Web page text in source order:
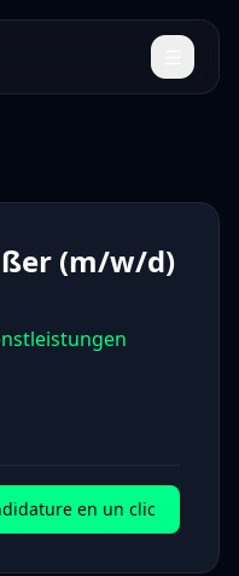
(m/w/d)
en un clic